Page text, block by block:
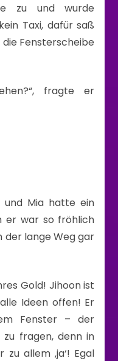
zu und wurde
Taxi, dafür saß
Fensterscheibe
fragte er
und Mia hatte ein
er war so fröhlich
der lange Weg gar
Gold! Jihoon ist
Ideen offen! Er
Fenster – der
fragen, denn in
allem ‚ja‘! Egal